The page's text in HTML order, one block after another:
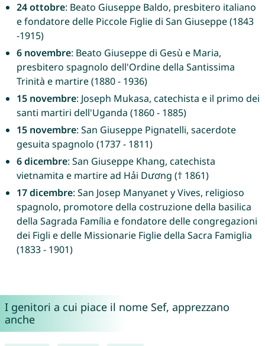
24 ottobre: Beato Giuseppe Baldo, presbitero italiano
e fondatore delle Piccole Figlie di San Giuseppe (1843
-1915)
6 novembre: Beato Giuseppe di Gesù e Maria,
presbitero spagnolo dell'Ordine della Santissima
Trinità e martire (1880 - 1936)
15 novembre: Joseph Mukasa, catechista e il primo dei
santi martiri dell'Uganda (1860 - 1885)
15 novembre: San Giuseppe Pignatelli, sacerdote
gesuita spagnolo (1737 - 1811)
6 dicembre: San Giuseppe Khang, catechista
vietnamita e martire ad Hải Dương († 1861)
17 dicembre: San Josep Manyanet y Vives, religioso
spagnolo, promotore della costruzione della basilica
della Sagrada Família e fondatore delle congregazioni
dei Figli e delle Missionarie Figlie della Sacra Famiglia
(1833 - 1901)
I genitori a cui piace il nome Sef, apprezzano
anche